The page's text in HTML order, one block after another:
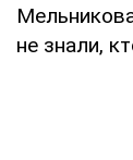
не знали,